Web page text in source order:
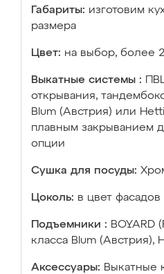
Габариты: изготовим
размера
Цвет: на выбор, более
Выкатные системы :
открывания,
Blum (Австрия) или
плавным закрыванием
опции
Сушка для посуды:
Цоколь: в цвет
Подъемники : BOYARD
класса Blum (Австрия),
Аксессуары: Выкатные